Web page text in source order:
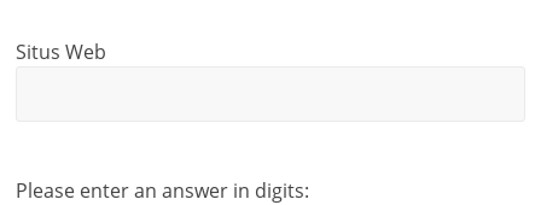
Situs Web
Please enter an answer in digits: